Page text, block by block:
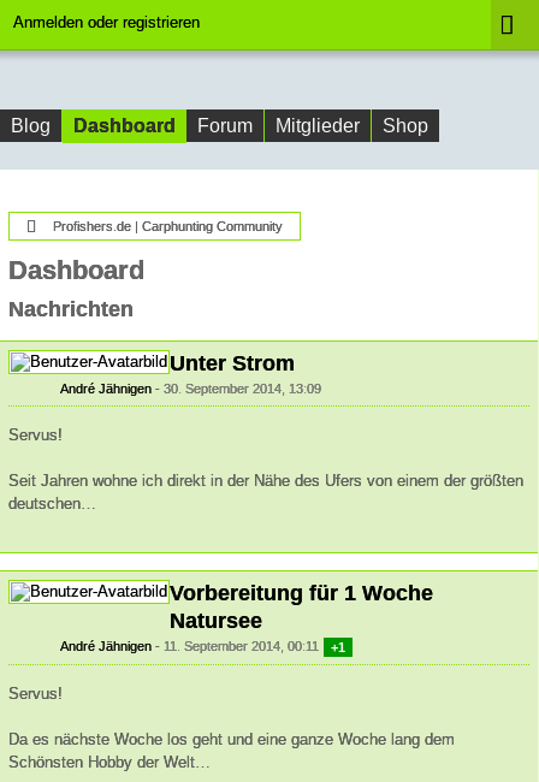
Anmelden oder registrieren
Blog Dashboard Forum Mitglieder Shop
Profishers.de | Carphunting Community
Dashboard
Nachrichten
Unter Strom
André Jähnigen 30. September 2014, 13:09
Servus!
Seit Jahren wohne ich direkt in der Nähe des Ufers von einem der größten
deutschen…
Vorbereitung für 1 Woche
Natursee
André Jähnigen 11. September 2014, 00:11 +1
Servus!
Da es nächste Woche los geht und eine ganze Woche lang dem
Schönsten Hobby der Welt…